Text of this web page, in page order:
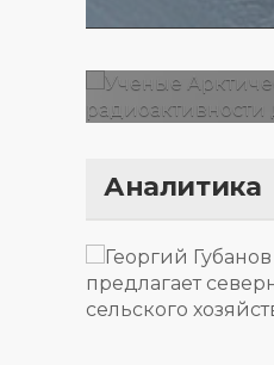
Аналитика